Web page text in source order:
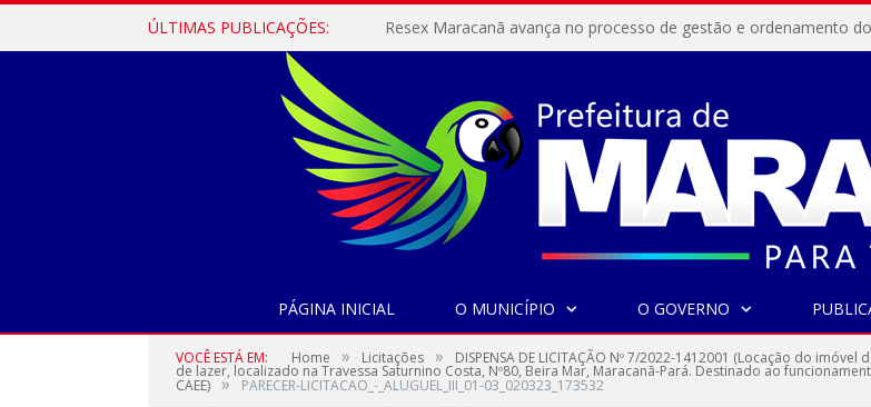
ÚLTIMAS PUBLICAÇÕES:
PÁGINA INICIAL O MUNICÍPIO O GOVERNO
VOCÊ ESTÁ EM: Home » Licitações » DISPENSA DE LICITAÇÃO Nº 7/2022-1412001 (Locação do
de lazer, localizado na Travessa Saturnino Costa, Nº80, Beira Mar, Maracanã-Pará. Destinado ao funcionamento
CAEE) » PARECER-LICITACAO_-_ALUGUEL_III_01-03_020323_173532